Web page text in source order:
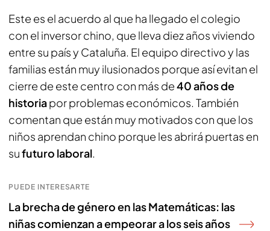
Este es el acuerdo al que ha llegado el colegio
con el inversor chino, que lleva diez años viviendo
entre su país y Cataluña. El equipo directivo y las
familias están muy ilusionados porque así evitan el
cierre de este centro con más de40 años de
historiapor problemas económicos. También
comentan que están muy motivados con que los
niños aprendan chino porque les abrirá puertas en
sufuturo laboral.
PUEDE INTERESARTE
La brecha de género en las Matemáticas: las
niñas comienzan a empeorar a los seis años